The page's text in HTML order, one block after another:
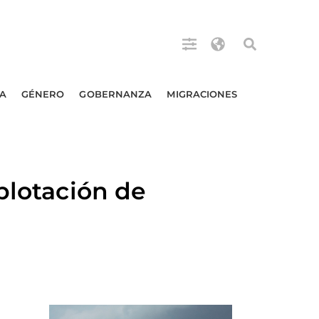
GÉNERO GOBERNANZA MIGRACIONES
de